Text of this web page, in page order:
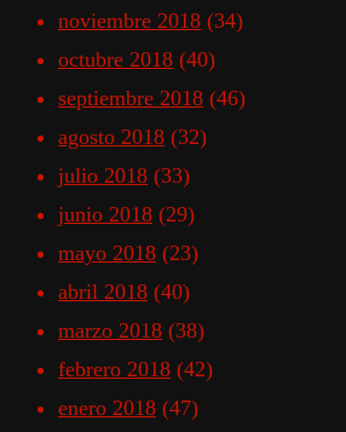
noviembre 2018 (34)
octubre 2018 (40)
septiembre 2018 (46)
agosto 2018 (32)
julio 2018 (33)
junio 2018 (29)
mayo 2018 (23)
abril 2018 (40)
marzo 2018 (38)
febrero 2018 (42)
enero 2018 (47)